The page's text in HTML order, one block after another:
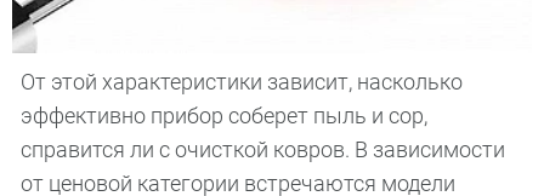
От этой характеристики зависит, насколько
эффективно прибор соберет пыль и сор,
справится ли с очисткой ковров. В зависимости
от ценовой категории встречаются модели